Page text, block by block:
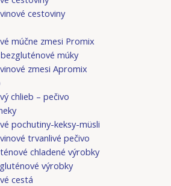
cestoviny
múčne zmesi Promix
múky
zmesi Apromix
chlieb – pečivo
pochutiny-keksy-müsli
trvanlivé pečivo
chladené výrobky
výrobky
cestá